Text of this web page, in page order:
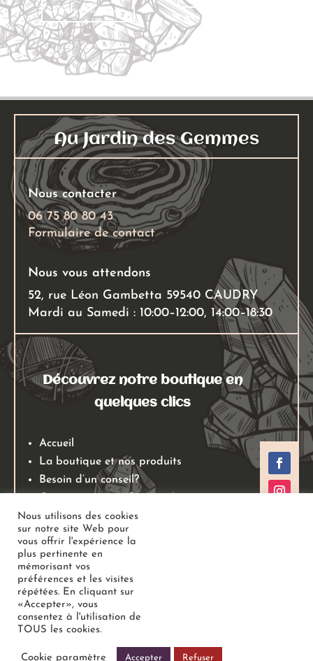
Ajouter au panier
Au Jardin des Gemmes
Nous contacter
06 75 80 80 43
Formulaire de contact
Nous vous attendons
52, rue Léon Gambetta 59540 CAUDRY
Mardi au Samedi : 10:00–12:00, 14:00–18:30
Découvrez notre boutique en
quelques clics
Accueil
La boutique et nos produits
Besoin d’un conseil?
Mentions légales
Conditions générales de ventes
Politiques de retours
Politique de confidentialité
Copyright Au Jardin des Gemmes
Nous utilisons des cookies
sur notre site Web pour
vous offrir l'expérience la
plus pertinente en
mémorisant vos
préférences et les visites
répétées. En cliquant sur
«Accepter», vous
consentez à l'utilisation de
TOUS les cookies.
Cookie paramètre Accepter Refuser